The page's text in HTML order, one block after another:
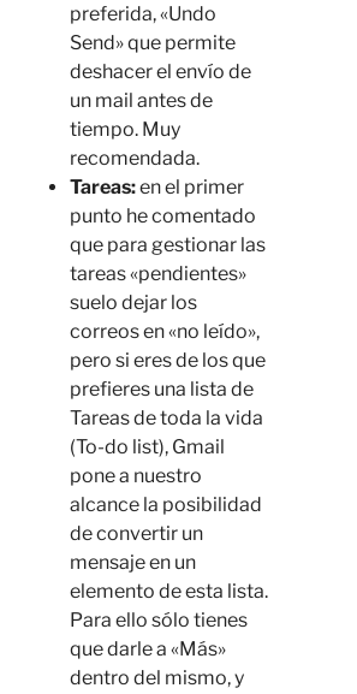
preferida, «Undo
Send» que permite
deshacer el envío de
un mail antes de
tiempo. Muy
recomendada.
Tareas:en el primer
punto he comentado
que para gestionar las
tareas «pendientes»
suelo dejar los
correos en «no leído»,
pero si eres de los que
prefieres una lista de
Tareas de toda la vida
(To-do list), Gmail
pone a nuestro
alcance la posibilidad
de convertir un
mensaje en un
elemento de esta lista.
Para ello sólo tienes
que darle a «Más»
dentro del mismo, y